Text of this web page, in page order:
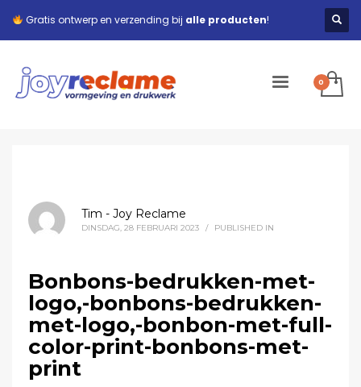
Gratis ontwerp en verzending bij alle producten!
Tim - Joy Reclame
DINSDAG, 28 FEBRUARI 2023 / PUBLISHED IN
Bonbons-bedrukken-met-
logo,-bonbons-bedrukken-
met-logo,-bonbon-met-full-
color-print-bonbons-met-
print